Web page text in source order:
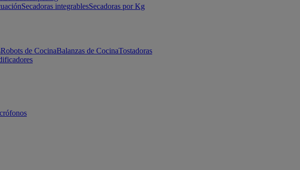
Secadoras integrablesSecadoras por Kg
Robots de CocinaBalanzas de CocinaTostadoras